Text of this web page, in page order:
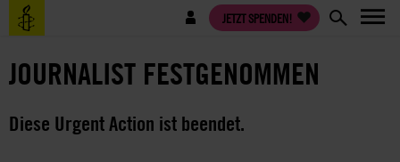
Direkt
zum
Benutzermenü JETZT SPENDEN!
JOURNALIST FESTGENOMMEN
Diese Urgent Action ist beendet.